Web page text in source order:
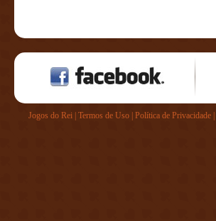
Jogos do Rei| Termos de Uso| Política de Privacidade|